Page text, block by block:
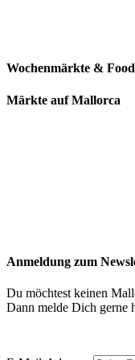
Wochenmärkte &
Märkte auf Mallorca
Anmeldung zum
Du möchtest keinen
Dann melde Dich gerne